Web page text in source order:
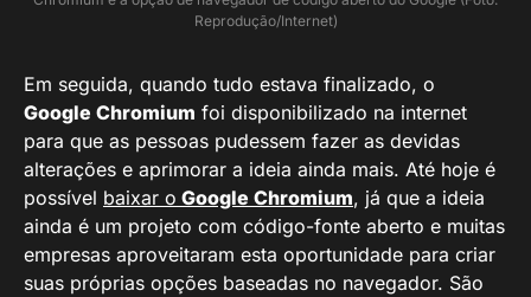
Reprodução/Internet)
Em seguida, quando tudo estava finalizado, o
Google Chromium foi disponibilizado na internet
para que as pessoas pudessem fazer as devidas
alterações e aprimorar a ideia ainda mais. Até hoje é
possível baixar o Google Chromium, já que a ideia
ainda é um projeto com código-fonte aberto e muitas
empresas aproveitaram esta oportunidade para criar
suas próprias opções baseadas no navegador. São